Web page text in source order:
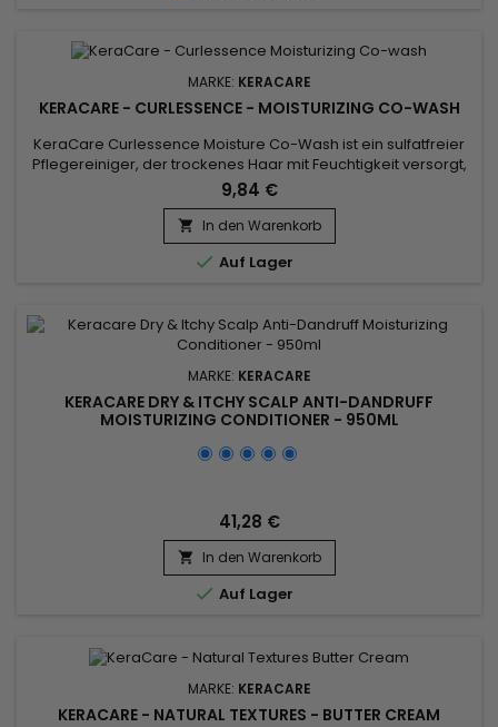
MARKE: KERACARE
KERACARE - CURLESSENCE - MOISTURIZING CO-WASH
KeraCare Curlessence Moisture Co-Wash ist ein sulfatfreier
Pflegereiniger, der trockenes Haar mit Feuchtigkeit versorgt,
natürliche Locken entwirrt und definiert.&nbsp; KeraCare
Curlessence Moisture Co-Wash enthält schwarzes Rizinusöl
und Kokosnussöl und verleiht dem Haar Geschmeidigkeit und
Glanz.&nbsp; KeraCare Curlessence Co-Wash ist die ideale...
9,84 €
 In den Warenkorb
 Auf Lager
MARKE: KERACARE
KERACARE DRY & ITCHY SCALP ANTI-DANDRUFF
MOISTURIZING CONDITIONER - 950ML
41,28 €
 In den Warenkorb
 Auf Lager
MARKE: KERACARE
KERACARE - NATURAL TEXTURES - BUTTER CREAM